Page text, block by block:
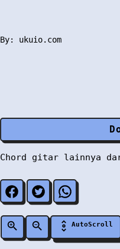
Chord gitar lainnya
AutoScroll